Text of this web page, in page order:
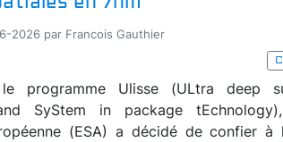
2026 par Francois Gauthier
programme Ulisse (ULtra deep
SyStem in package tEchnology),
(ESA) a décidé de confier à